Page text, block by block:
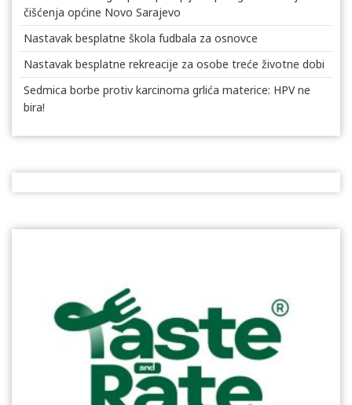
čišćenja općine Novo Sarajevo
Nastavak besplatne škola fudbala za osnovce
Nastavak besplatne rekreacije za osobe treće životne dobi
Sedmica borbe protiv karcinoma grlića materice: HPV ne
bira!